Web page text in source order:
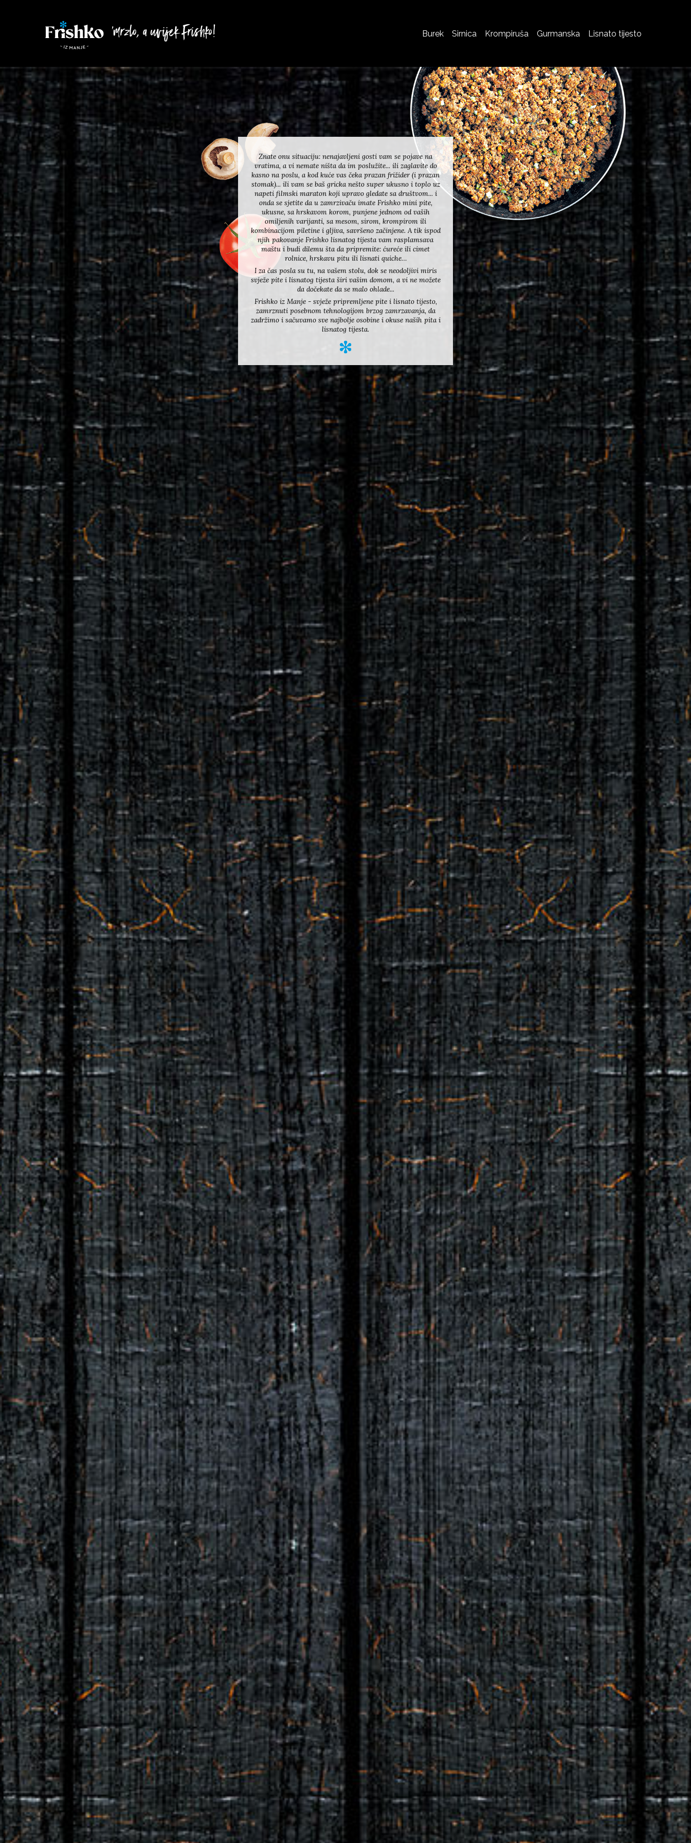
Burek Sirnica Krompiruša Gurmanska Lisnato tijesto
Znate onu situaciju: nenajavljeni gosti vam se pojave na
vratima, a vi nemate ništa da im poslužite... ili zaglavite do
kasno na poslu, a kod kuće vas čeka prazan frižider (i prazan
stomak)... ili vam se baš gricka nešto super ukusno i toplo uz
napeti filmski maraton koji upravo gledate sa društvom... i
onda se sjetite da u zamrzivaču imate Frishko mini pite,
ukusne, sa hrskavom korom, punjene jednom od vaših
omiljenih varijanti, sa mesom, sirom, krompirom ili
kombinacijom piletine i gljiva, savršeno začinjene. A tik ispod
njih pakovanje Frishko lisnatog tijesta vam rasplamsava
maštu i budi dilemu šta da pripremite: ćureće ili cimet
rolnice, hrskavu pitu ili lisnati quiche…
I za čas posla su tu, na vašem stolu, dok se neodoljivi miris
svježe pite i lisnatog tijesta širi vašim domom, a vi ne možete
da dočekate da se malo ohlade...
Frishko iz Manje - svježe pripremljene pite i lisnato tijesto,
zamrznuti posebnom tehnologijom brzog zamrzavanja, da
zadržimo i sačuvamo sve najbolje osobine i okuse naših pita i
lisnatog tijesta.